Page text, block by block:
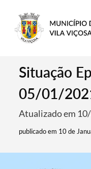
Situação
05/01/
Atualizado em
publicado em 10 de